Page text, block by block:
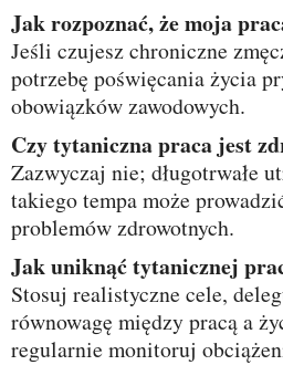
Jak rozpoznać, że moja
Jeśli czujesz chroniczne
potrzebę poświęcania życia
obowiązków zawodowych.
Czy tytaniczna praca jest
Zazwyczaj nie; długotrwałe
takiego tempa może
problemów zdrowotnych.
Jak uniknąć tytanicznej
Stosuj realistyczne cele,
równowagę między pracą a
regularnie monitoruj